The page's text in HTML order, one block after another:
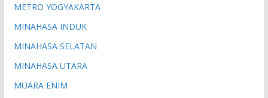
METRO YOGYAKARTA
MINAHASA INDUK
MINAHASA SELATAN
MINAHASA UTARA
MUARA ENIM